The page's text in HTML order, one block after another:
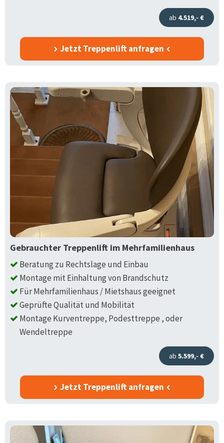
ab 4.519,- €
Jetzt Treppenlift anfragen
Gebrauchter Treppenlift im Mehrfamilienhaus
Beratung zu Rechtslage und Einbau
Montage mit Einhaltung von Brandschutz
Für Mehrfamilienhaus / Mietshaus geeignet
Geprüfte Qualität und Mobilität
Montage Kurventreppe, Podesttreppe , oder
Wendeltreppe
ab 5.599,- €
Jetzt Treppenlift anfragen